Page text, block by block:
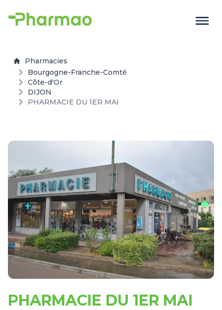
Pharmacies
Bourgogne-Franche-Comté
Côte-d'Or
DIJON
PHARMACIE DU 1ER MAI
PHARMACIE DU 1ER MAI